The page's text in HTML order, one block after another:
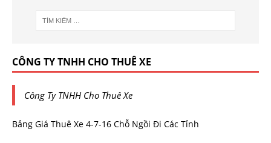
CÔNG TY TNHH CHO THUÊ XE
Công Ty TNHH Cho Thuê Xe
Bảng Giá Thuê Xe 4-7-16 Chỗ Ngồi Đi Các Tỉnh